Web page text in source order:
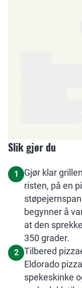
Slik gjør du
1
Gjør klar
risten, på en
begynner å
at den
350 grader.
2
Tilbered
Eldorado
spekeskinke